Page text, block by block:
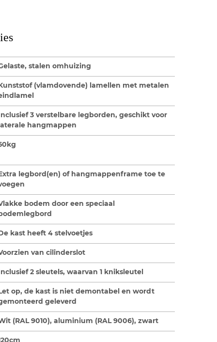
stalen omhuizing
(vlamdovende) lamellen met metalen
3 verstelbare legborden, geschikt voor
hangmappen
legbord(en) of hangmappenframe toe te
bodem door een speciaal
kast heeft 4 stelvoetjes
van cilinderslot
2 sleutels, waarvan 1 kniksleutel
op, de kast is niet demontabel en wordt
geleverd
(RAL 9010), aluminium (RAL 9006), zwart